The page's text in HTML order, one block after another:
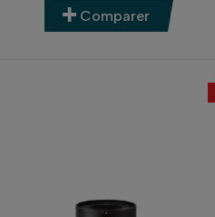
Comparer